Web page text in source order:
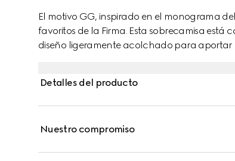
El motivo GG, inspirado en el monograma
favoritos de la Firma. Esta sobrecamisa
diseño ligeramente acolchado para aportar
Detalles del producto
Nuestro compromiso